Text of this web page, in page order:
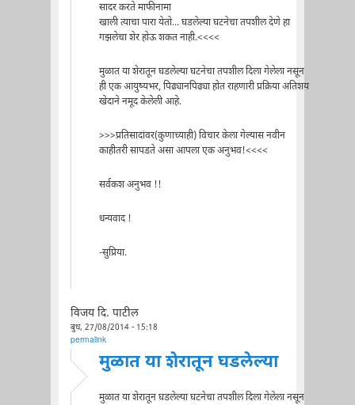
सादर करते माफीनामा
खाली त्याचा पारा येतो... घडलेल्या घटनेचा तपशील देणे हा
गझलेचा शेर होऊ शकत नाही.<<<<
मुळात या शेरातून घडलेल्या घटनेचा तपशील दिला गेलेला नसून
ही एक आयुष्यभर, पिढ्यानपिढ्या होत राहणारी प्रक्रिया अतिशय
खेदाने नमूद केलेली आहे.
>>>प्रतिसादांवर(कुणाच्याही) विचार केला गेल्यास नवीन
काहीतरी सापडते असा आपला एक अनुभव!<<<<
सर्वकश अनुभव !!
धन्यवाद !
-सुप्रिया.
विजय दि. पाटील
बुध, 27/08/2014 - 15:18
permalink
मुळात या शेरातून घडलेल्या
मुळात या शेरातून घडलेल्या घटनेचा तपशील दिला गेलेला नसून